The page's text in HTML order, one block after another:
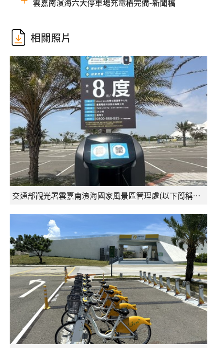
雲嘉南濱海六大停車場充電樁完備-新聞稿
相關照片
交通部觀光署雲嘉南濱海國家風景區管理處(以下簡稱雲管處)攜手連展科技股份有限公司，分兩期於轄區內六大停車場建置電動車充電樁